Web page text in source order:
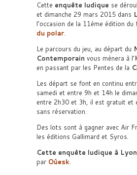
Cette enquête ludique se
et dimanche 29 mars 2015 dans
l’occasion de la 11ème édition du
du polar.
Le parcours du jeu, au départ du
Contemporain vous mènera à l’
en passant par les Pentes de la
Les départ se font en continu
samedi et entre 9h et 14h le
entre 2h30 et 3h, il est gratuit et
sans réservation.
Des lots sont à gagner avec Air
les éditions Gallimard et Syros.
Cette enquête ludique à Lyon
par Oùesk.